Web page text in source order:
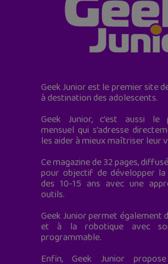
Geek Junior est le premier site
à destination des adolescents.
Geek Junior, c’est aussi le
mensuel qui s’adresse
les aider à mieux maîtriser leur
Ce magazine de 32 pages,
pour objectif de développer
des 10-15 ans avec une
outils.
Geek Junior permet également
et à la robotique avec
programmable.
Enfin, Geek Junior